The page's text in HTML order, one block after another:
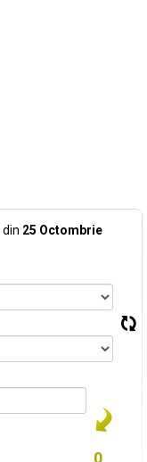
din 25 Octombrie